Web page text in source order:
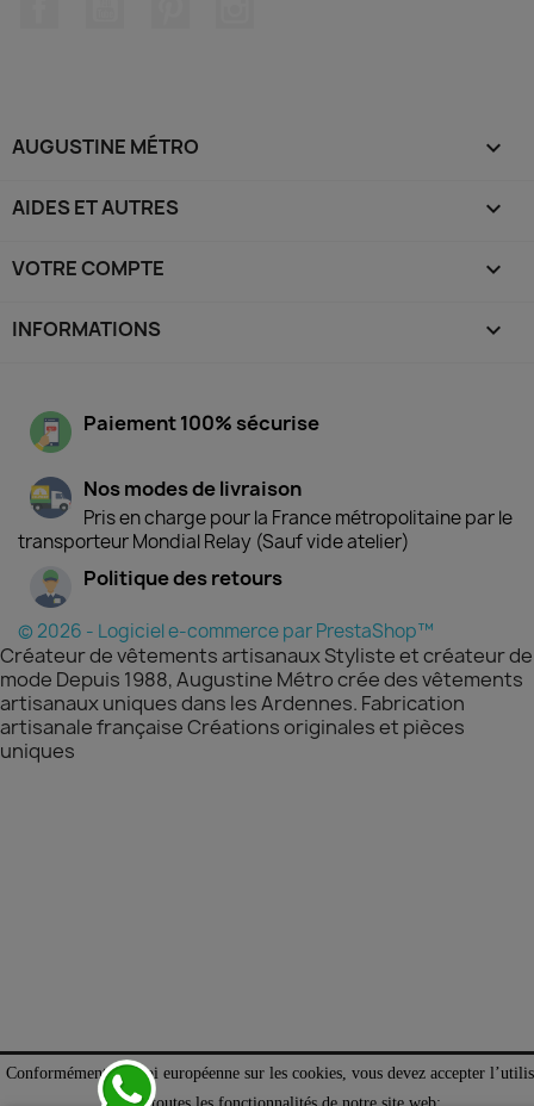
Conformément à la loi européenne sur les cookies, vous devez accepter
AUGUSTINE MÉTRO 
AIDES ET AUTRES 
VOTRE COMPTE 
INFORMATIONS keyboard_arrow_down
Paiement 100% sécurise
Nos modes de livraison
Pris en charge pour la France métropolitaine par le
transporteur Mondial Relay (Sauf vide atelier)
Politique des retours
© 2026 - Logiciel e-commerce par PrestaShop™
Créateur de vêtements artisanaux Styliste et créateur de
mode Depuis 1988, Augustine Métro crée des vêtements
artisanaux uniques dans les Ardennes. Fabrication
artisanale française Créations originales et pièces
uniques